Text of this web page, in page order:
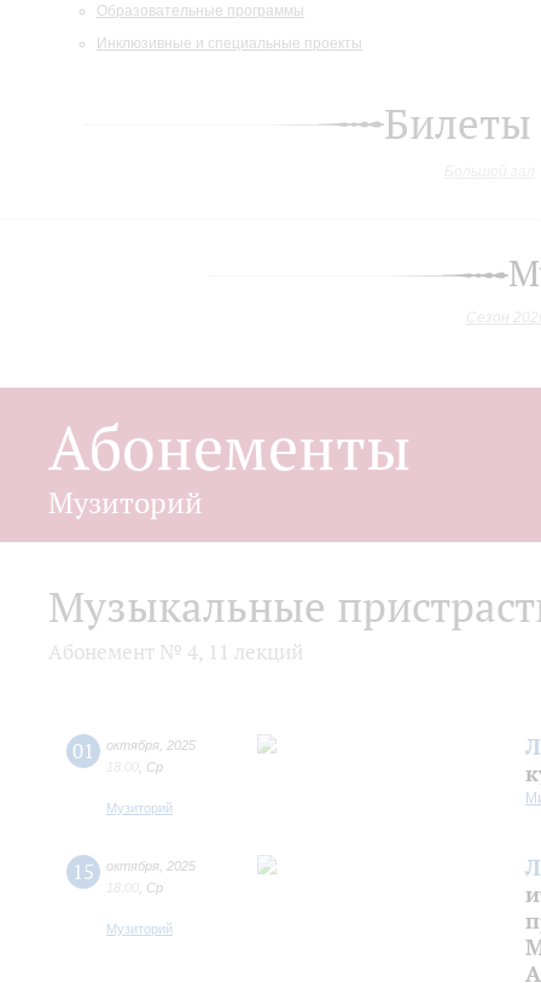
Образовательные программы
Инклюзивные и специальные проекты
Сезон
Абонементы
Музиторий
Музыкальные
Абонемент № 4, 11 лекций
01 октября 2025
18:00 Ср
Музиторий
15 октября 2025
18:00 Ср
Музиторий